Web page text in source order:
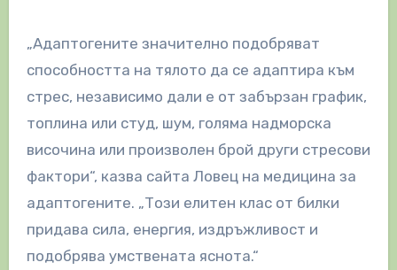
„Адаптогените значително подобряват
способността на тялото да се адаптира към
стрес, независимо дали е от забързан график,
топлина или студ, шум, голяма надморска
височина или произволен брой други стресови
фактори“, казва сайта Ловец на медицина за
адаптогените. „Този елитен клас от билки
придава сила, енергия, издръжливост и
подобрява умствената яснота.“